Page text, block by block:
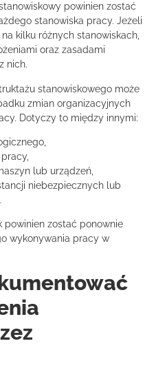
powinien zostać
stanowiska pracy. Jeżeli
kilku różnych stanowiskach,
oraz zasadami
nich.
stanowiskowego może
zmian organizacyjnych
Dotyczy to między innymi:
lub urządzeń,
niebezpiecznych lub
zostać ponownie
wykonywania pracy w